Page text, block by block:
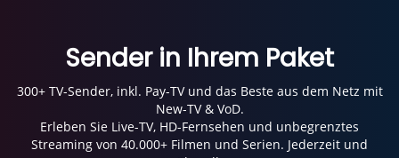
Sender in Ihrem Paket
300+ TV-Sender, inkl. Pay-TV und das Beste aus dem Netz mit
New-TV & VoD.
Erleben Sie Live-TV, HD-Fernsehen und unbegrenztes
Streaming von 40.000+ Filmen und Serien. Jederzeit und